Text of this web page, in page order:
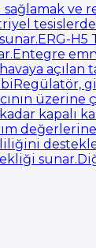
ve
giriş
üzerine
kapalı
değerlerine